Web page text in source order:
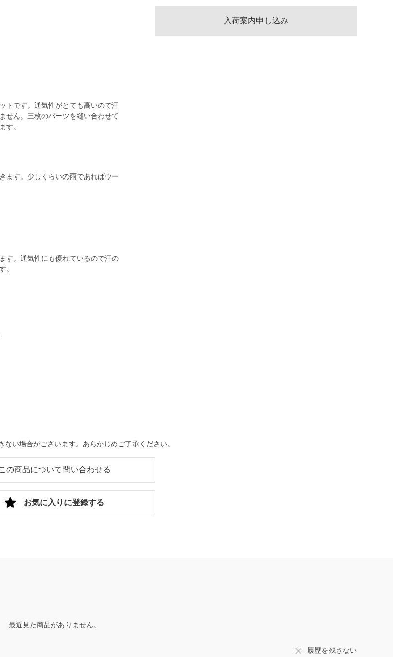
トです。通気性がとても高いので汗
せん。三枚のパーツを縫い合わせて
。
ます。少しくらいの雨であればウー
す。通気性にも優れているので汗の
入荷案内申し込み
い場合がございます。あらかじめご了承ください。
の商品について問い合わせる
お気に入りに登録する
最近見た商品がありません。
履歴を残さない